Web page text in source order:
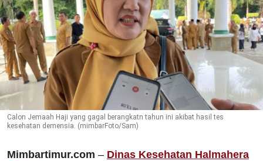
Calon Jemaah Haji yang gagal berangkatn tahun ini akibat hasil tes
kesehatan demensia. (mimbarFoto/Sam)
Mimbartimur.com – Dinas Kesehatan Halmahera